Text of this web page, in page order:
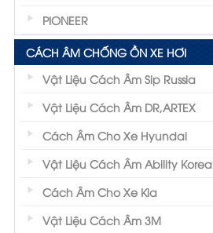
PIONEER
CÁCH ÂM CHỐNG ỒN XE HƠI
Vật Liệu Cách Âm Sip Russia
Vật Liệu Cách Âm DR,ARTEX
Cách Âm Cho Xe Hyundai
Vật Liệu Cách Âm Ability Korea
Cách Âm Cho Xe Kia
Vật Liệu Cách Âm 3M